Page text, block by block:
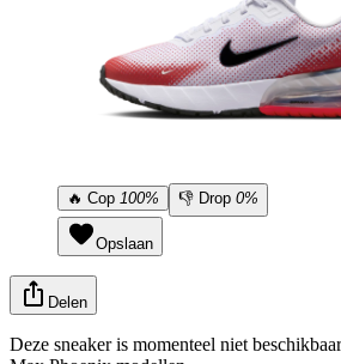
🔥 Cop 100% 👎 Drop 0%
Opslaan
Delen
Deze sneaker is momenteel niet